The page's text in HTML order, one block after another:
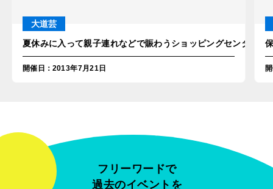
大道芸
夏休みに入って親子連れなどで賑わうショッピングセンター
開催日 ：2013年7月21日
フリーワードで
過去のイベントを